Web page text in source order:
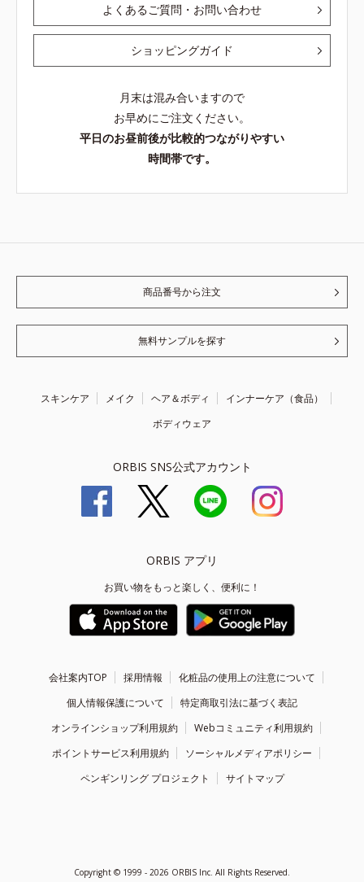
よくあるご質問・お問い合わせ
ショッピングガイド
月末は混み合いますので
お早めにご注文ください。
平日のお昼前後が比較的つながりやすい
時間帯です。
商品番号から注文
無料サンプルを探す
スキンケア メイク ヘア＆ボディ
インナーケア（食品）
ボディウェア
ORBIS SNS公式アカウント
ORBIS アプリ
お買い物をもっと楽しく、便利に！
会社案内TOP 採用情報
化粧品の使用上の注意について
個人情報保護について
特定商取引法に基づく表記
オンラインショップ利用規約
Webコミュニティ利用規約
ポイントサービス利用規約
ソーシャルメディアポリシー
ペンギンリング プロジェクト
サイトマップ
Copyright © 1999 - 2026 ORBIS Inc. All Rights Reserved.